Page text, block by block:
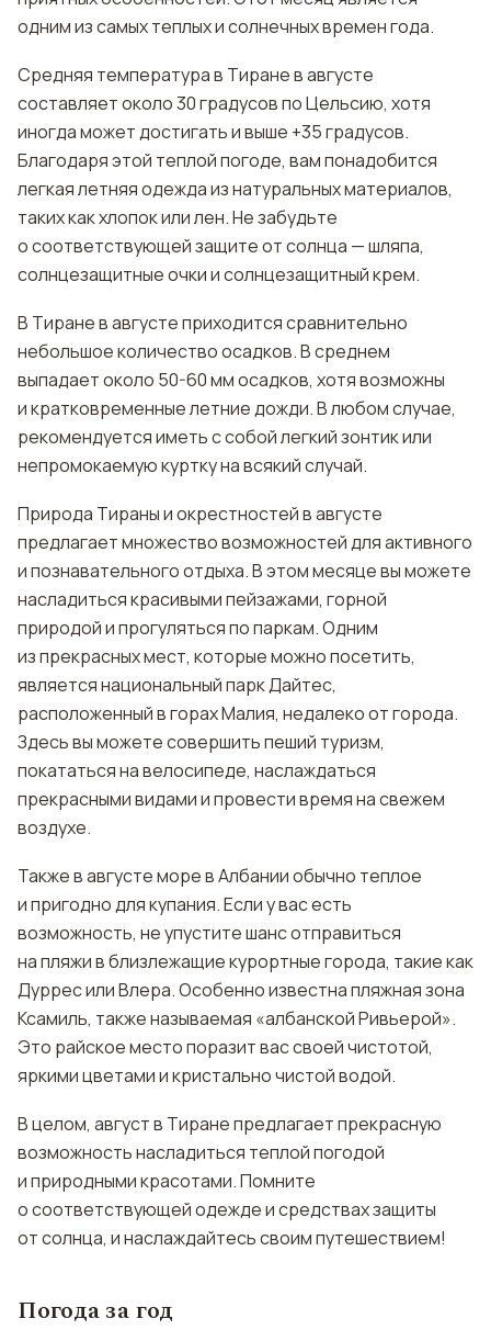
одним из самых теплых и солнечных времен года.
Средняя температура в Тиране в августе
составляет около 30 градусов по Цельсию, хотя
иногда может достигать и выше +35 градусов.
Благодаря этой теплой погоде, вам понадобится
легкая летняя одежда из натуральных материалов,
таких как хлопок или лен. Не забудьте
о соответствующей защите от солнца — шляпа,
солнцезащитные очки и солнцезащитный крем.
В Тиране в августе приходится сравнительно
небольшое количество осадков. В среднем
выпадает около 50-60 мм осадков, хотя возможны
и кратковременные летние дожди. В любом случае,
рекомендуется иметь с собой легкий зонтик или
непромокаемую куртку на всякий случай.
Природа Тираны и окрестностей в августе
предлагает множество возможностей для активного
и познавательного отдыха. В этом месяце вы можете
насладиться красивыми пейзажами, горной
природой и прогуляться по паркам. Одним
из прекрасных мест, которые можно посетить,
является национальный парк Дайтес,
расположенный в горах Малия, недалеко от города.
Здесь вы можете совершить пеший туризм,
покататься на велосипеде, наслаждаться
прекрасными видами и провести время на свежем
воздухе.
Также в августе море в Албании обычно теплое
и пригодно для купания. Если у вас есть
возможность, не упустите шанс отправиться
на пляжи в близлежащие курортные города, такие как
Дуррес или Влера. Особенно известна пляжная зона
Ксамиль, также называемая «албанской Ривьерой».
Это райское место поразит вас своей чистотой,
яркими цветами и кристально чистой водой.
В целом, август в Тиране предлагает прекрасную
возможность насладиться теплой погодой
и природными красотами. Помните
о соответствующей одежде и средствах защиты
от солнца, и наслаждайтесь своим путешествием!
Погода за год